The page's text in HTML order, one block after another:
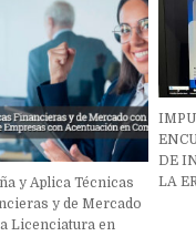
y Aplica Técnicas
y de Mercado
Licenciatura en
DE
LA